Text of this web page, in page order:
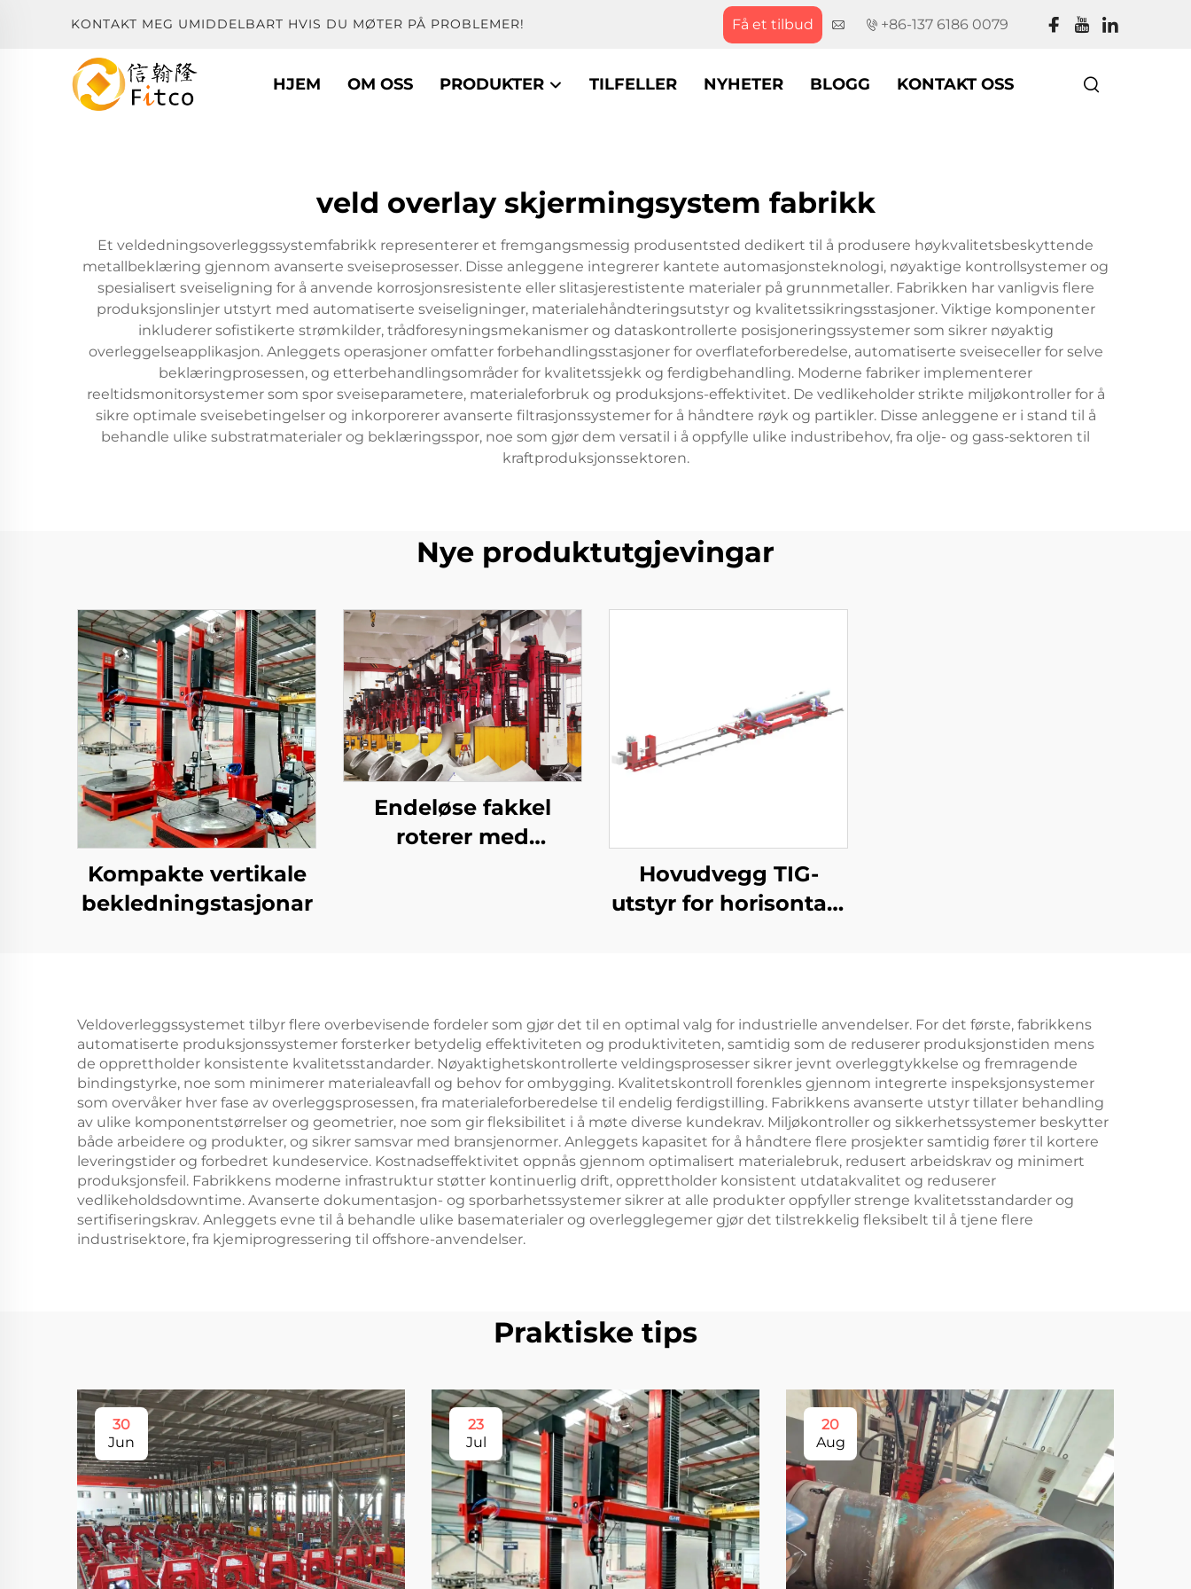
KONTAKT MEG UMIDDELBART HVIS DU MØTER PÅ PROBLEMER! Få et tilbud +86-137 6186 0079
HJEM OM OSS PRODUKTER TILFELLER NYHETER BLOGG KONTAKT OSS
veld overlay skjermingsystem fabrikk
Et veldedningsoverleggssystemfabrikk representerer et fremgangsmessig produsentsted dedikert til å produsere høykvalitetsbeskyttende
metallbeklæring gjennom avanserte sveiseprosesser. Disse anleggene integrerer kantete automasjonsteknologi, nøyaktige kontrollsystemer og
spesialisert sveiseligning for å anvende korrosjonsresistente eller slitasjerestistente materialer på grunnmetaller. Fabrikken har vanligvis flere
produksjonslinjer utstyrt med automatiserte sveiseligninger, materialehåndteringsutstyr og kvalitetssikringsstasjoner. Viktige komponenter
inkluderer sofistikerte strømkilder, trådforesyningsmekanismer og dataskontrollerte posisjoneringssystemer som sikrer nøyaktig
overleggelseapplikasjon. Anleggets operasjoner omfatter forbehandlingsstasjoner for overflateforberedelse, automatiserte sveiseceller for selve
beklæringprosessen, og etterbehandlingsområder for kvalitetssjekk og ferdigbehandling. Moderne fabriker implementerer
reeltidsmonitorsystemer som spor sveiseparametere, materialeforbruk og produksjons-effektivitet. De vedlikeholder strikte miljøkontroller for å
sikre optimale sveisebetingelser og inkorporerer avanserte filtrasjonssystemer for å håndtere røyk og partikler. Disse anleggene er i stand til å
behandle ulike substratmaterialer og beklæringsspor, noe som gjør dem versatil i å oppfylle ulike industribehov, fra olje- og gass-sektoren til
kraftproduksjonssektoren.
Nye produktutgjevingar
Kompakte vertikale
bekledningstasjonar
Endeløse fakkel
roterer med
Hovudvegg TIG-
utstyr for horisontale
Veldoverleggssystemet tilbyr flere overbevisende fordeler som gjør det til en optimal valg for industrielle anvendelser. For det første, fabrikkens
automatiserte produksjonssystemer forsterker betydelig effektiviteten og produktiviteten, samtidig som de reduserer produksjonstiden mens
de opprettholder konsistente kvalitetsstandarder. Nøyaktighetskontrollerte veldingsprosesser sikrer jevnt overleggtykkelse og fremragende
bindingstyrke, noe som minimerer materialeavfall og behov for ombygging. Kvalitetskontroll forenkles gjennom integrerte inspeksjonsystemer
som overvåker hver fase av overleggsprosessen, fra materialeforberedelse til endelig ferdigstilling. Fabrikkens avanserte utstyr tillater behandling
av ulike komponentstørrelser og geometrier, noe som gir fleksibilitet i å møte diverse kundekrav. Miljøkontroller og sikkerhetssystemer beskytter
både arbeidere og produkter, og sikrer samsvar med bransjenormer. Anleggets kapasitet for å håndtere flere prosjekter samtidig fører til kortere
leveringstider og forbedret kundeservice. Kostnadseffektivitet oppnås gjennom optimalisert materialebruk, redusert arbeidskrav og minimert
produksjonsfeil. Fabrikkens moderne infrastruktur støtter kontinuerlig drift, opprettholder konsistent utdatakvalitet og reduserer
vedlikeholdsdowntime. Avanserte dokumentasjon- og sporbarhetssystemer sikrer at alle produkter oppfyller strenge kvalitetsstandarder og
sertifiseringskrav. Anleggets evne til å behandle ulike basematerialer og overlegglegemer gjør det tilstrekkelig fleksibelt til å tjene flere
industrisektore, fra kjemiprogressering til offshore-anvendelser.
Praktiske tips
30
Jun
23
Jul
20
Aug